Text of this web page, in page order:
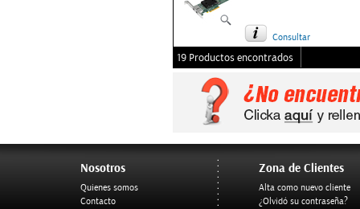
Consultar
19 Productos encontrados
Nosotros
Quienes somos
Contacto
Zona de Clientes
Alta como nuevo cliente
¿Olvidó su contraseña?